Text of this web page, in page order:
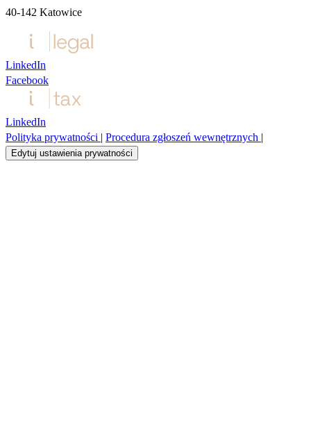
40‑142 Katowice
LinkedIn
Facebook
LinkedIn
Polityka prywatności | Procedura zgłoszeń wewnętrznych |
Edytuj ustawienia prywatności